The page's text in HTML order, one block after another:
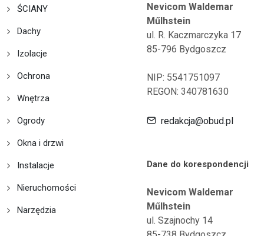
ŚCIANY
Dachy
Izolacje
Ochrona
Wnętrza
Ogrody
Okna i drzwi
Instalacje
Nieruchomości
Narzędzia
Nevicom Waldemar
Műlhstein
ul. R. Kaczmarczyka 17
85-796 Bydgoszcz
NIP: 5541751097
REGON: 340781630
redakcja@obud.pl
Dane do korespondencji
Nevicom Waldemar
Műlhstein
ul. Szajnochy 14